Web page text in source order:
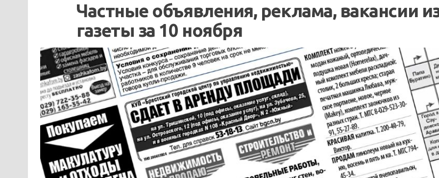
Частные объявления, реклама, вакансии
газеты за 10 ноября